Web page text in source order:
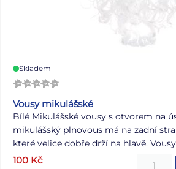
Skladem
Vousy mikulášské
Bílé Mikulášské vousy s otvorem na
mikulášský plnovous má na zadní
které velice dobře drží na hlavě.
zamaskují Váš obličej, a pokud
100 Kč